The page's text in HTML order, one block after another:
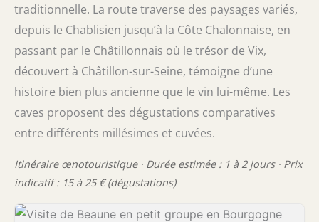
traditionnelle. La route traverse des paysages variés,
depuis le Chablisien jusqu’à la Côte Chalonnaise, en
passant par le Châtillonnais où le trésor de Vix,
découvert à Châtillon-sur-Seine, témoigne d’une
histoire bien plus ancienne que le vin lui-même. Les
caves proposent des dégustations comparatives
entre différents millésimes et cuvées.
Itinéraire œnotouristique · Durée estimée : 1 à 2 jours · Prix
indicatif : 15 à 25 € (dégustations)